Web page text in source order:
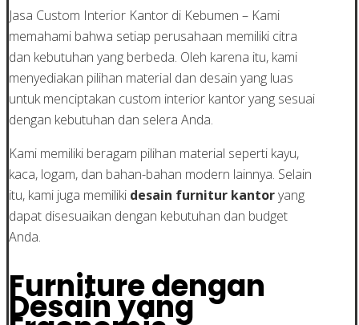
Jasa Custom Interior Kantor di Kebumen – Kami
memahami bahwa setiap perusahaan memiliki citra
dan kebutuhan yang berbeda. Oleh karena itu, kami
menyediakan pilihan material dan desain yang luas
untuk menciptakan custom interior kantor yang sesuai
dengan kebutuhan dan selera Anda.
Kami memiliki beragam pilihan material seperti kayu,
kaca, logam, dan bahan-bahan modern lainnya. Selain
itu, kami juga memiliki desain furnitur kantoryang
dapat disesuaikan dengan kebutuhan dan budget
Anda.
Furniture dengan
Desain yang